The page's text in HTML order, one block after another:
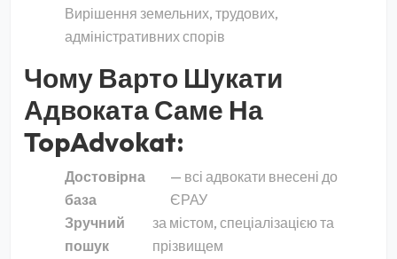
Вирішення земельних, трудових,
адміністративних спорів
Чому Варто Шукати
Адвоката Саме На
TopAdvokat:
Достовірна
база
— всі адвокати внесені до
ЄРАУ
Зручний
пошук
за містом, спеціалізацією та
прізвищем